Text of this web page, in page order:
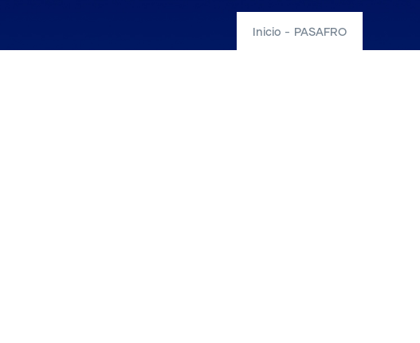
Inicio - PASAFRO